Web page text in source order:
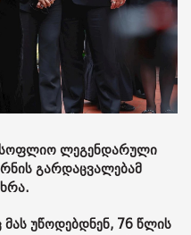
ლეგენდარული
გარდაცვალებამ
უწოდებდნენ, 76 წლის